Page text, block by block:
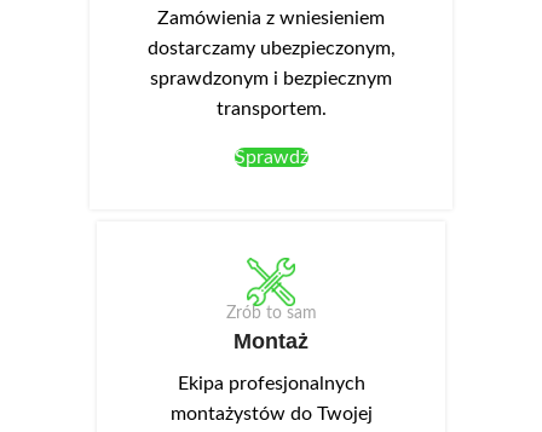
Zamówienia z wniesieniem
dostarczamy ubezpieczonym,
sprawdzonym i bezpiecznym
transportem.
Sprawdź
Zrób to sam
Montaż
Ekipa profesjonalnych
montażystów do Twojej